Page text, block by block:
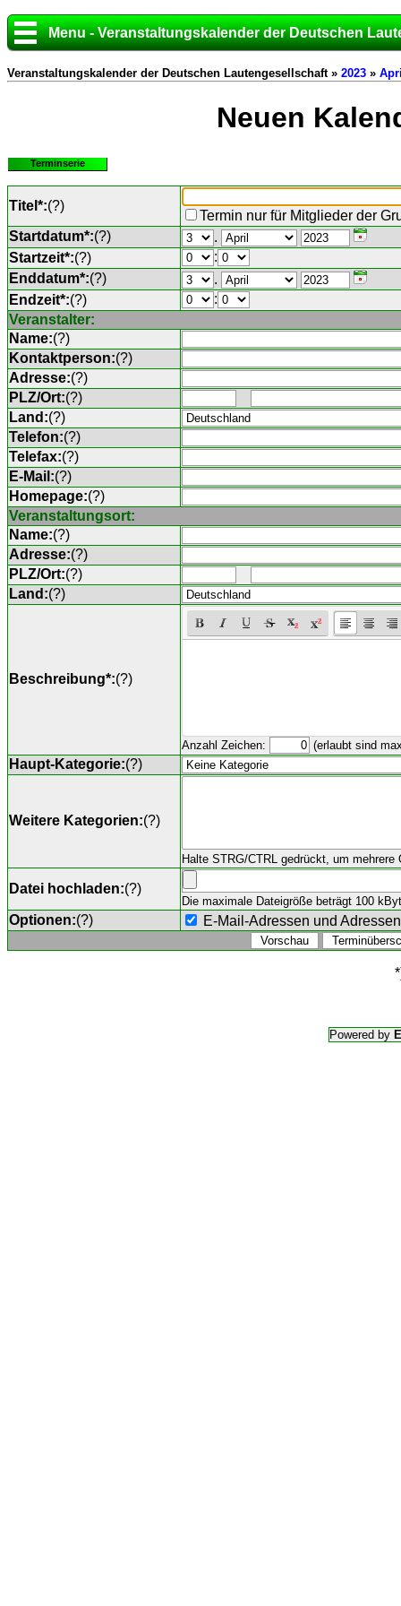
Menu - Veranstaltungskalender der Deutschen
Veranstaltungskalender der Deutschen Lautengesellschaft » 2023 »
Neuen
Terminserie
Titel*:(?)
Termin nur für Mitglieder der
Startdatum*:(?)
.
Startzeit*:(?)
:
Enddatum*:(?)
.
Endzeit*:(?)
:
Veranstalter:
Name:(?)
Kontaktperson:(?)
Adresse:(?)
PLZ/Ort:(?)
Land:(?)
Telefon:(?)
Telefax:(?)
E-Mail:(?)
Homepage:(?)
Veranstaltungsort:
Name:(?)
Adresse:(?)
PLZ/Ort:(?)
Land:(?)
Beschreibung*:(?)
Anzahl Zeichen: (erlaubt sind
Haupt-Kategorie:(?)
Weitere Kategorien:(?)
Halte STRG/CTRL gedrückt, um mehrere
Datei hochladen:(?)
Die maximale Dateigröße beträgt 100
Optionen:(?) E-Mail-Adressen und
Powered by